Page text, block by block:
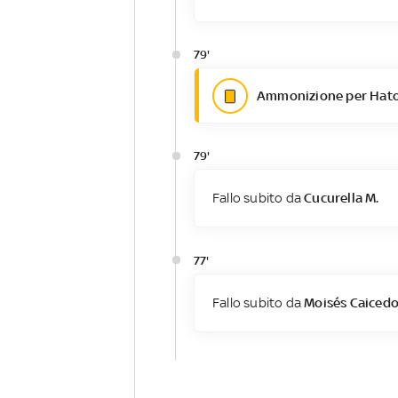
79'
Ammonizione per
79'
Fallo subito daCucurella M.
77'
Fallo subito daMoisés Caicedo